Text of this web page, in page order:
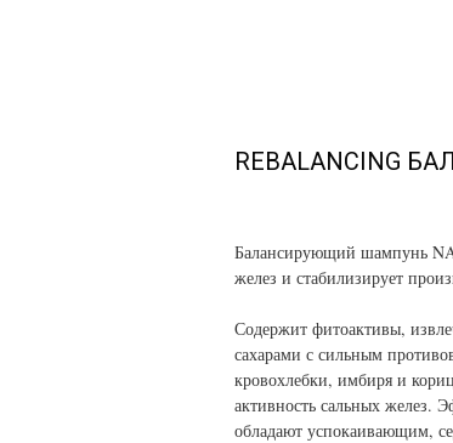
REBALANCING
Балансирующий шампунь
желез и стабилизирует
Содержит фитоактивы,
сахарами с сильным
кровохлебки, имбиря и
активность сальных желез.
обладают успокаивающим,